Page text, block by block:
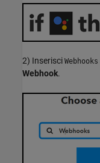
2) Inserisci Webhooks
Webhook.